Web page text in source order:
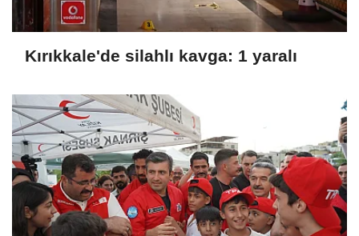
Kırıkkale'de silahlı kavga: 1 yaralı